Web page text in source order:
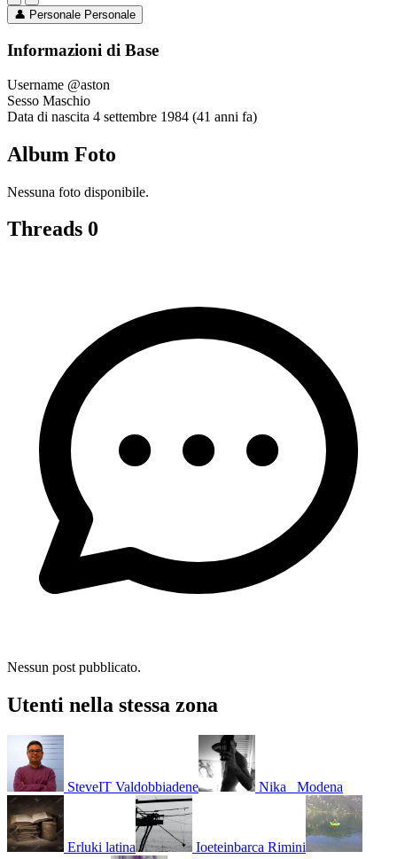
👤 Personale Personale
Informazioni di Base
Username @aston
Sesso Maschio
Data di nascita 4 settembre 1984 (41 anni fa)
Album Foto
Nessuna foto disponibile.
Threads 0
Nessun post pubblicato.
Utenti nella stessa zona
SteveIT Valdobbiadene Nika_ Modena
Erluki latina Ioeteinbarca Rimini